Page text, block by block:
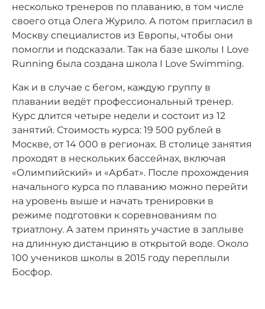
несколько тренеров по плаванию, в том числе
своего отца Олега Журило. А потом пригласил в
Москву специалистов из Европы, чтобы они
помогли и подсказали. Так на базе школы I Love
Running была создана школа I Love Swimming.
Как и в случае с бегом, каждую группу в
плавании ведёт профессиональный тренер.
Курс длится четыре недели и состоит из 12
занятий. Стоимость курса: 19 500 рублей в
Москве, от 14 000 в регионах. В столице занятия
проходят в нескольких бассейнах, включая
«Олимпийский» и «Арбат». После прохождения
начального курса по плаванию можно перейти
на уровень выше и начать тренировки в
режиме подготовки к соревнованиям по
триатлону. А затем принять участие в заплыве
на длинную дистанцию в открытой воде. Около
100 учеников школы в 2015 году переплыли
Босфор.